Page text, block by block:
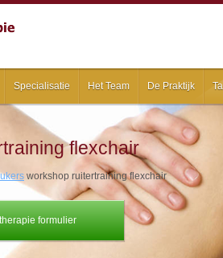
Specialisatie Het Team De Praktijk
formulier
flexchair
workshop ruitertraining flexchair